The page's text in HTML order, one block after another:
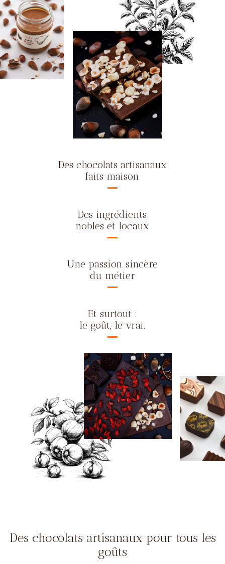
Des chocolats artisanaux
faits maison
Des ingrédients
nobles et locaux
Une passion sincère
du métier
Et surtout :
le goût, le vrai.
Des chocolats artisanaux pour tous les
goûts